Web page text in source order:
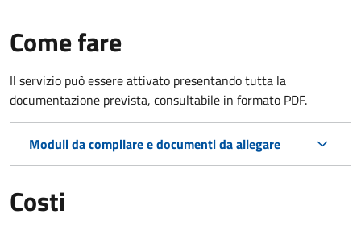
Come fare
Il servizio può essere attivato presentando tutta la
documentazione prevista, consultabile in formato PDF.
Moduli da compilare e documenti da allegare
Costi